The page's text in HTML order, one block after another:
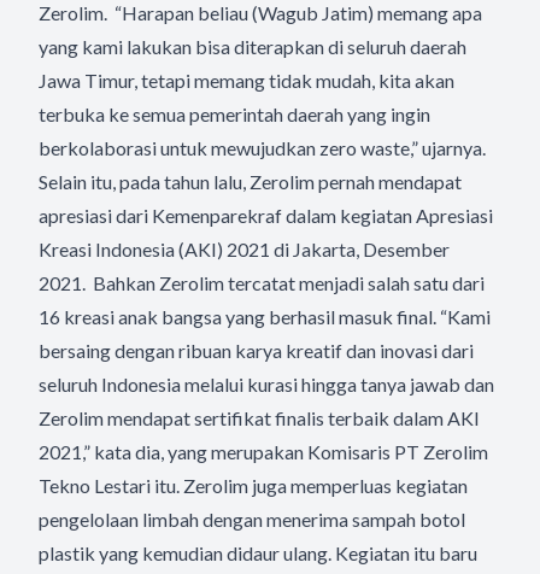
Zerolim. “Harapan beliau (Wagub Jatim) memang apa
yang kami lakukan bisa diterapkan di seluruh daerah
Jawa Timur, tetapi memang tidak mudah, kita akan
terbuka ke semua pemerintah daerah yang ingin
berkolaborasi untuk mewujudkan zero waste,” ujarnya.
Selain itu, pada tahun lalu, Zerolim pernah mendapat
apresiasi dari Kemenparekraf dalam kegiatan Apresiasi
Kreasi Indonesia (AKI) 2021 di Jakarta, Desember
2021. Bahkan Zerolim tercatat menjadi salah satu dari
16 kreasi anak bangsa yang berhasil masuk final. “Kami
bersaing dengan ribuan karya kreatif dan inovasi dari
seluruh Indonesia melalui kurasi hingga tanya jawab dan
Zerolim mendapat sertifikat finalis terbaik dalam AKI
2021,” kata dia, yang merupakan Komisaris PT Zerolim
Tekno Lestari itu. Zerolim juga memperluas kegiatan
pengelolaan limbah dengan menerima sampah botol
plastik yang kemudian didaur ulang. Kegiatan itu baru